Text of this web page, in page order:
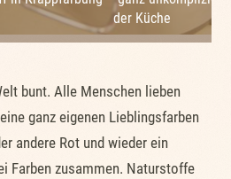
der Küche
bunt. Alle Menschen lieben
ganz eigenen Lieblingsfarben
andere Rot und wieder ein
Farben zusammen. Naturstoffe